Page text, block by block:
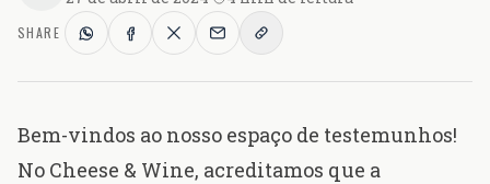
SHARE
Bem-vindos ao nosso espaço de testemunhos!
No Cheese & Wine, acreditamos que a